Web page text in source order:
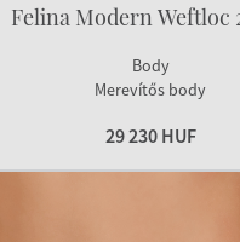
Felina Modern Weftloc
Body
Merevítős body
29 230 HUF